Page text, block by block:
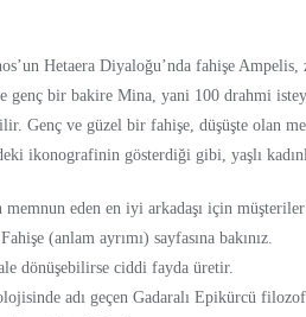
Hetaera Diyaloğu’nda fahişe
genç bir bakire Mina, yani 100 drahmi
Genç ve güzel bir fahişe, düşüşte olan
ikonografinin gösterdiği gibi, yaşlı
eden en iyi arkadaşı için
(anlam ayrımı) sayfasına bakınız.
dönüşebilirse ciddi fayda üretir.
adı geçen Gadaralı Epikürcü